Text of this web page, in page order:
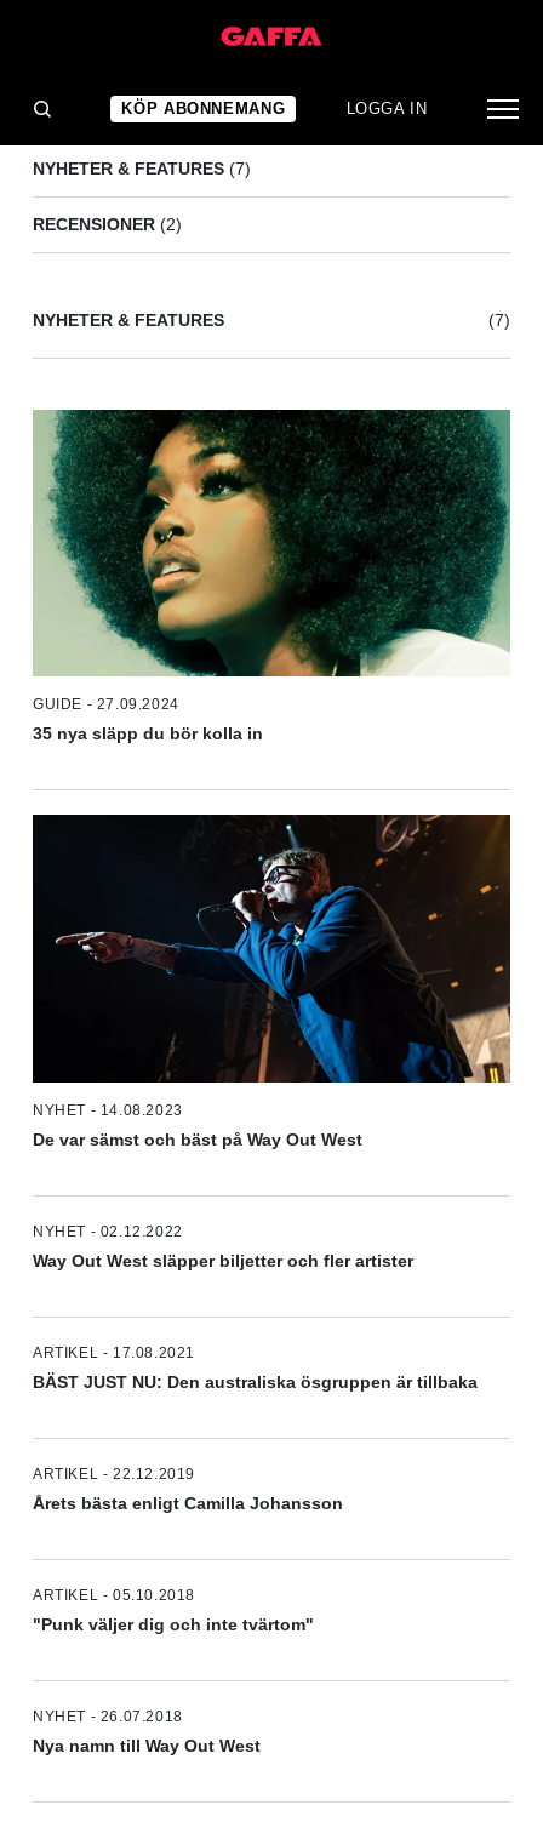
KÖP ABONNEMANG LOGGA IN
NYHETER & FEATURES (7)
RECENSIONER (2)
NYHETER & FEATURES (7)
GUIDE - 27.09.2024
35 nya släpp du bör kolla in
NYHET - 14.08.2023
De var sämst och bäst på Way Out West
NYHET - 02.12.2022
Way Out West släpper biljetter och fler artister
ARTIKEL - 17.08.2021
BÄST JUST NU: Den australiska ösgruppen är tillbaka
ARTIKEL - 22.12.2019
Årets bästa enligt Camilla Johansson
ARTIKEL - 05.10.2018
"Punk väljer dig och inte tvärtom"
NYHET - 26.07.2018
Nya namn till Way Out West